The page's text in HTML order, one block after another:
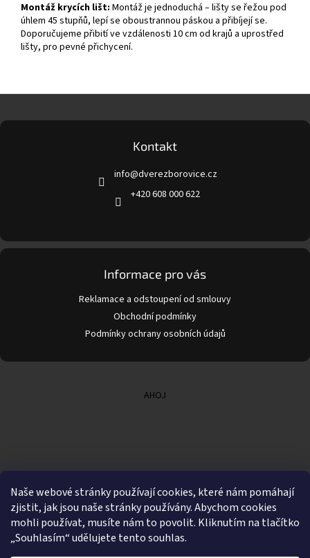
Naše webové stránky používají cookies, které nám pomáhají
zjistit, jak jsou naše stránky používány. Abychom cookies
mohli používat, musíte nám to povolit. Kliknutím na tlačítko
„Souhlasím“ udělujete tento souhlas.
Montáž krycích lišt: Montáž je jednoduchá – lišty se řežou pod
úhlem 45 stupňů, lepí se oboustrannou páskou a přibíjejí se.
Doporučujeme přibití ve vzdálenosti 10 cm od krajů a uprostřed
lišty, pro pevné přichycení.
p
Kontakt
info@dverezborovice.cz
+420 608 000 622
Informace pro vás
Reklamace a odstoupení od smlouvy
Obchodní podmínky
Podmínky ochrany osobních údajů
AHOJ